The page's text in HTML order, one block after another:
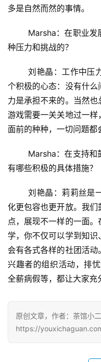
2
十
三
届
金
茶
月
0
日
游
茶
对
多是自然而然的事情。
种压力和挑战的？
	刘艳晶：工作中压力总是有的，最重要的还是要有一
个积极的心态：没有什
力是承担不来的。当然
游戏需要一关关地过一
面前的种种，一切问题都
有哪些积极的具体措施？
	刘艳晶：莉莉丝是一家年轻的公司，你会发现它的文
化更包容也更开放。我
点，展现不一样的一面
学，你不仅可以学到知
会有各式各样的社团活
兴趣者的组织活动，排
全薪病假等，都让大家充
原创文章，作者：茶馆小
https://